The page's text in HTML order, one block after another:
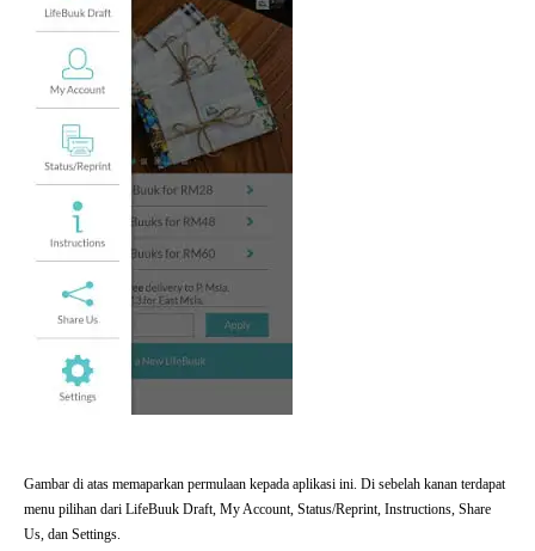
Gambar di atas memaparkan permulaan kepada aplikasi ini. Di sebelah kanan terdapat
menu pilihan dari LifeBuuk Draft, My Account, Status/Reprint, Instructions, Share
Us, dan Settings.